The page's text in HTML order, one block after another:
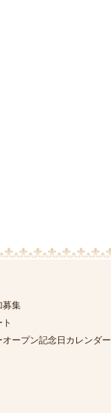
募集
ープン記念日カレンダー